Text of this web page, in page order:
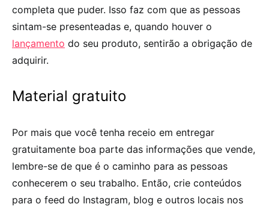
completa que puder. Isso faz com que as pessoas
sintam-se presenteadas e, quando houver o
lançamento do seu produto, sentirão a obrigação de
adquirir.
Material gratuito
Por mais que você tenha receio em entregar
gratuitamente boa parte das informações que vende,
lembre-se de que é o caminho para as pessoas
conhecerem o seu trabalho. Então, crie conteúdos
para o feed do Instagram, blog e outros locais nos